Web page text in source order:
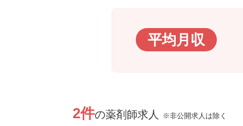
平均月収
2件の薬剤師求人 ※非公開求人は除く